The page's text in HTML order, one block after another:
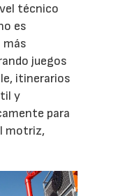
técnico
es
juegos
itinerarios
y
para
motriz,